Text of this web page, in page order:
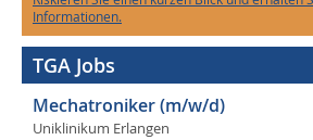
Informationen.
TGA Jobs
Mechatroniker (m/w/d)
Uniklinikum Erlangen